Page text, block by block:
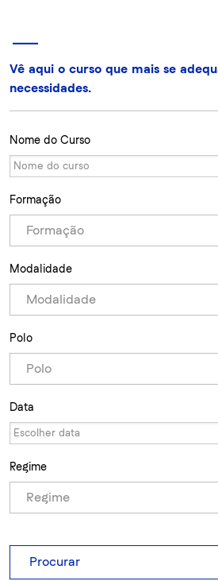
Vê aqui o curso que mais se
necessidades.
Nome do Curso
Formação
Formação
Modalidade
Modalidade
Polo
Polo
Data
Regime
Regime
Procurar